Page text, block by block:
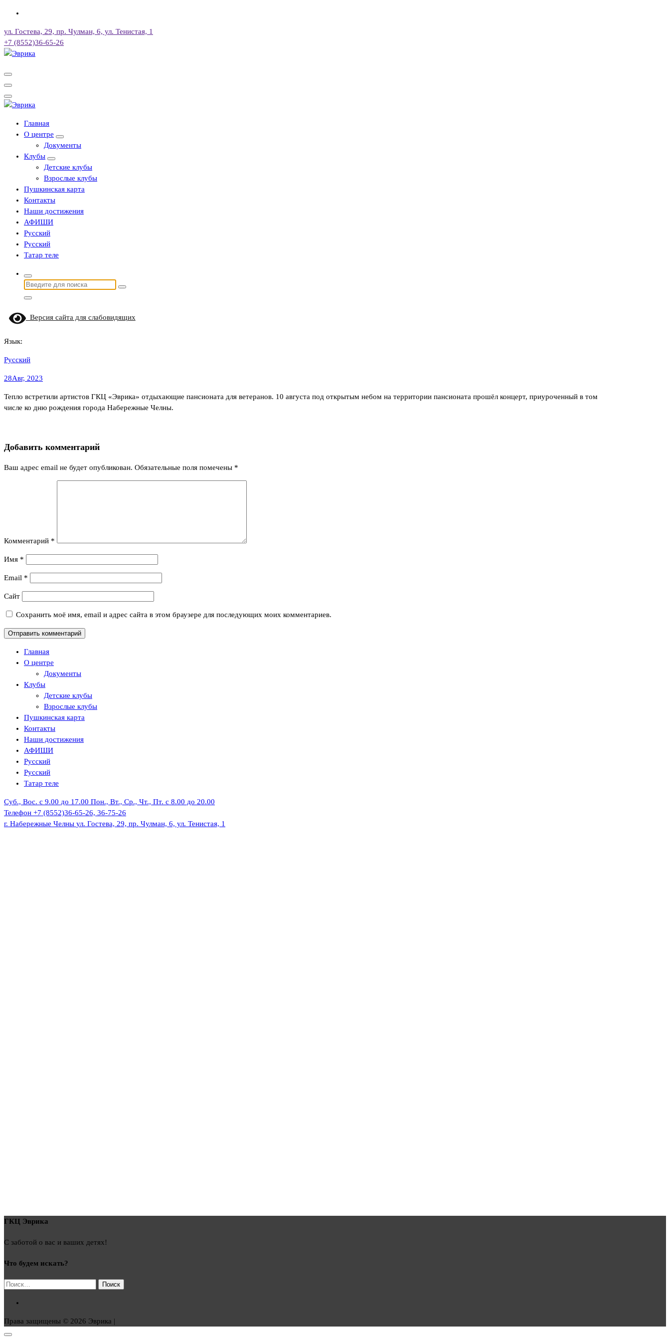
Перейти
содержимому
ул. Гостева, 29, пр. Чулман, 6, ул. Тенистая, 1
+7 (8552)36-65-26
Городской культурный центр, г. Набережные Челны
Городской культурный центр, г. Набережные Челны
Главная
О центре
Документы
Клубы
Детские клубы
Взрослые клубы
Пушкинская карта
Контакты
Наши достижения
АФИШИ
Русский
Русский
Татар теле
Найти:
Версия сайта для слабовидящих
Язык:
Русский
28Авг, 2023
Тепло встретили артистов ГКЦ «Эврика» отдыхающие пансионата для ветеранов. 10 августа под открытым небом на территории пансионата прошёл концерт, приуроченный в том
числе ко дню рождения города Набережные Челны.
Добавить комментарий
Ваш адрес email не будет опубликован. Обязательные поля помечены *
Комментарий *
Имя *
Email *
Сайт
Сохранить моё имя, email и адрес сайта в этом браузере для последующих моих комментариев.
Главная
О центре
Документы
Клубы
Детские клубы
Взрослые клубы
Пушкинская карта
Контакты
Наши достижения
АФИШИ
Русский
Русский
Татар теле
Суб., Вос. с 9.00 до 17.00 Пон., Вт., Ср., Чт., Пт. с 8.00 до 20.00
Телефон +7 (8552)36-65-26, 36-75-26
г. Набережные Челны ул. Гостева, 29, пр. Чулман, 6, ул. Тенистая, 1
ГКЦ Эврика
С заботой о вас и ваших детях!
Что будем искать?
Найти:
Права защищены © 2026 Эврика |